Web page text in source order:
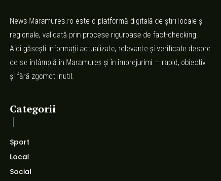
News-Maramures.ro este o platformă digitală de știri locale și
regionale, validată prin procese riguroase de fact-checking.
Aici găsești informații actualizate, relevante și verificate despre
ce se întâmplă în Maramureș și în împrejurimi — rapid, obiectiv
și fără zgomot inutil.
Categorii
Sport
Local
Social